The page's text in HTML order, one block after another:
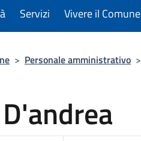
Servizi Vivere il Comune
> Personale amministrativo >